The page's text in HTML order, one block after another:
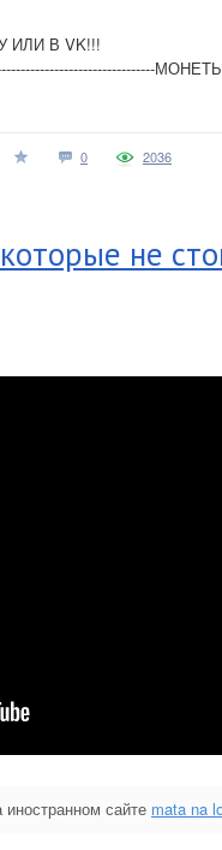
В VK!!!
0 2036
не
сайте mata na